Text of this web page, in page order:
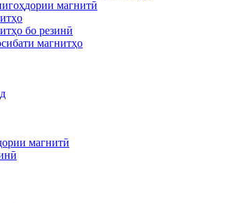
магнитӣ
бо резинӣ
магнитҳо
магнитӣ